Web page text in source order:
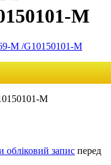
M
M
обліковий запис перед